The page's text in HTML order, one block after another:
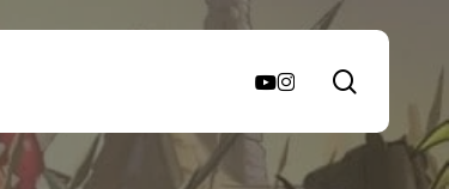
search
youtube
instagram